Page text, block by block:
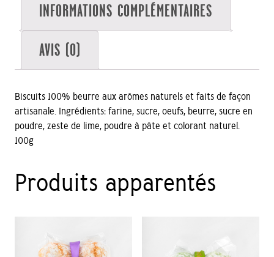
INFORMATIONS COMPLÉMENTAIRES
AVIS (0)
Biscuits 100% beurre aux arômes naturels et faits de façon
artisanale. Ingrédients: farine, sucre, oeufs, beurre, sucre en
poudre, zeste de lime, poudre à pâte et colorant naturel.
100g
Produits apparentés